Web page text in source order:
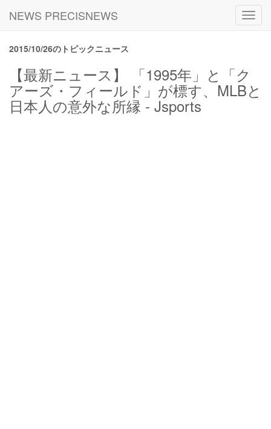
NEWS PRECISNEWS
2015/10/26のトピックニュース
【最新ニュース】 「1995年」と「ク
アーズ・フィールド」が標す、MLBと
日本人の意外な所縁 - Jsports